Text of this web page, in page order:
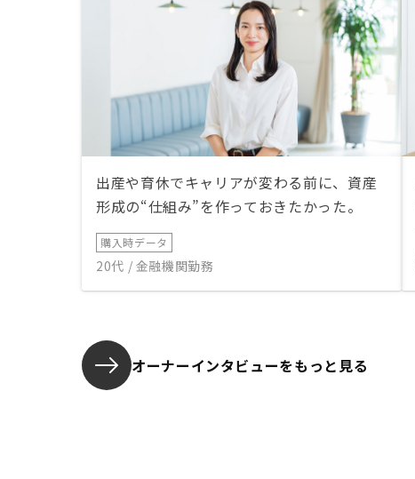
出産や育休でキャリアが変わる前に、資産
形成の“仕組み”を作っておきたかった。
購入時データ
20代 / 金融機関勤務
オーナーインタビューをもっと見る